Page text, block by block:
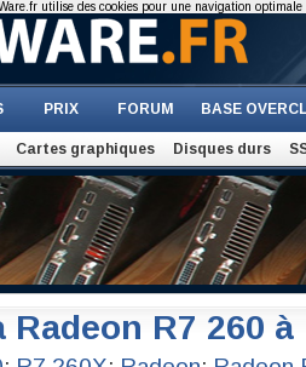
PRIX FORUM BASE
Cartes graphiques Disques durs
Radeon R7 260
utilise des cookies pour une navigation